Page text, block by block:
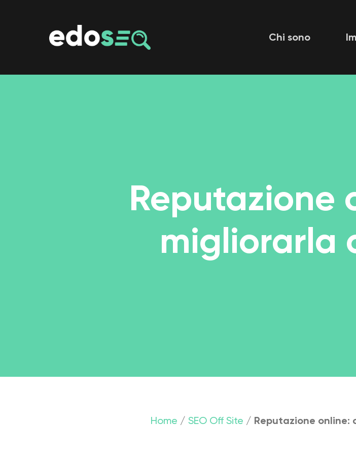
Chi sono
Reputazione
migliorarla
Home / SEO Off Site / Reputazione online: